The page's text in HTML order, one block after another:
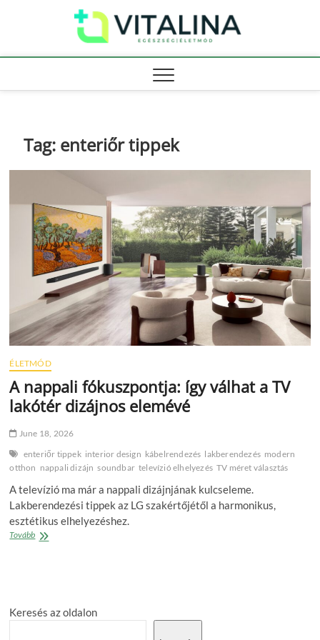
Tag: enteriőr tippek
ÉLETMÓD
A nappali fókuszpontja: így válhat a TV
lakótér dizájnos elemévé
June 18, 2026
enteriőr tippek interior design kábelrendezés lakberendezés modern
otthon nappali dizájn soundbar televízió elhelyezés TV méret választás
A televízió ma már a nappali dizájnjának kulcseleme.
Lakberendezési tippek az LG szakértőjétől a harmonikus,
esztétikus elhelyezéshez.
TovábbA
TV
lakótér
Keresés az oldalon